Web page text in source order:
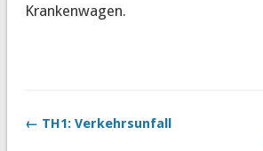
Krankenwagen.
← TH1: Verkehrsunfall